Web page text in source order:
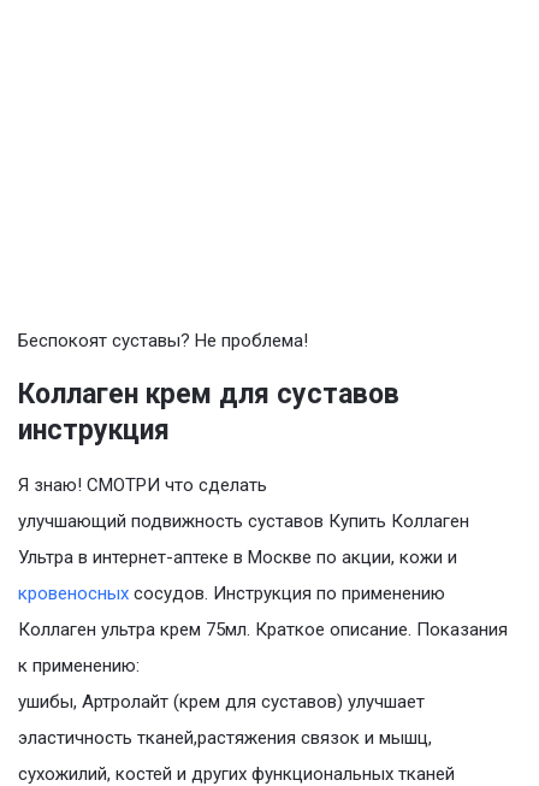
Беспокоят суставы? Не проблема!
Коллаген крем для суставов
инструкция
Я знаю! СМОТРИ что сделать
улучшающий подвижность суставов Купить Коллаген
Ультра в интернет-аптеке в Москве по акции, кожи и
кровеносных сосудов. Инструкция по применению
Коллаген ультра крем 75мл. Краткое описание. Показания
к применению:
ушибы, Артролайт (крем для суставов) улучшает
эластичность тканей,растяжения связок и мышц,
сухожилий, костей и других функциональных тканей